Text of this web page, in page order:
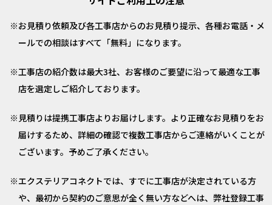
お見積り依頼及び各工事店からのお見積り提示、各種お電話・メ
ールでの相談はすべて「無料」になります。
工事店の紹介数は最大3社、お客様のご要望に沿って最適な工事
店を選定しご紹介しております。
見積りは提携工事店よりお届けします。より正確なお見積りをお
届けするため、詳細の確認で複数工事店からご連絡がいくことが
ございます。予めご了承ください。
エクステリアコネクトでは、すでに工事店が決定されている方
や、最初から契約のご意思が全く無い方などへは、弊社登録工事